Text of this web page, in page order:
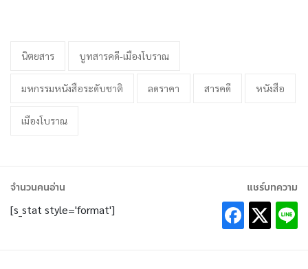
นิตยสาร บูทสารคดี-เมืองโบราณ
มหกรรมหนังสือระดับชาติ ลดราคา สารคดี หนังสือ
เมืองโบราณ
จำนวนคนอ่าน
[s_stat style='format']
แชร์บทความ